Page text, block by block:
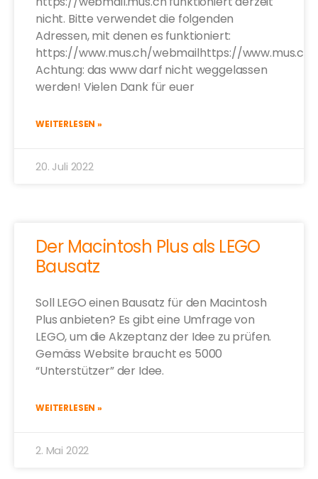
nicht. Bitte verwendet die folgenden
Adressen, mit denen es funktioniert:
https://www.mus.ch/webmailhttps://
Achtung: das www darf nicht weggelassen
werden! Vielen Dank für euer
WEITERLESEN »
20. Juli 2022
Der Macintosh Plus als LEGO
Bausatz
Soll LEGO einen Bausatz für den Macintosh
Plus anbieten? Es gibt eine Umfrage von
LEGO, um die Akzeptanz der Idee zu prüfen.
Gemäss Website braucht es 5000
“Unterstützer” der Idee.
WEITERLESEN »
2. Mai 2022